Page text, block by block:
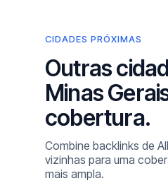
CIDADES PRÓXIMAS
Outras
Minas
cobertura.
Combine backlinks de
vizinhas para uma
mais ampla.